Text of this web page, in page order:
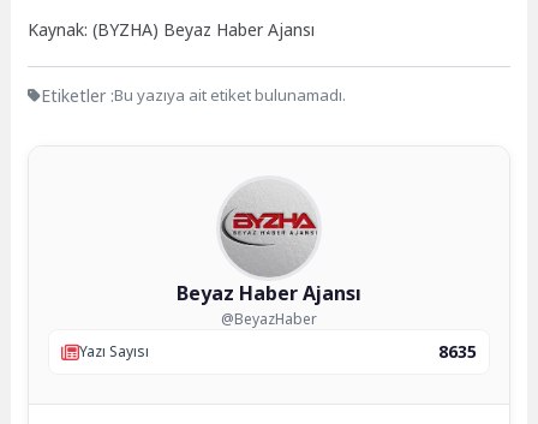
Kaynak: (BYZHA) Beyaz Haber Ajansı
Etiketler :Bu yazıya ait etiket bulunamadı.
Beyaz Haber Ajansı
@BeyazHaber
Yazı Sayısı
8635